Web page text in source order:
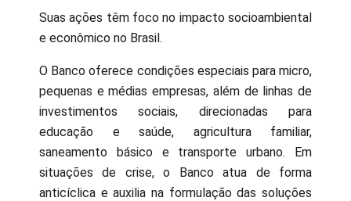
Suas ações têm foco no impacto socioambiental
e econômico no Brasil.
O Banco oferece condições especiais para micro,
pequenas e médias empresas, além de linhas de
investimentos sociais, direcionadas para
educação e saúde, agricultura familiar,
saneamento básico e transporte urbano. Em
situações de crise, o Banco atua de forma
anticíclica e auxilia na formulação das soluções